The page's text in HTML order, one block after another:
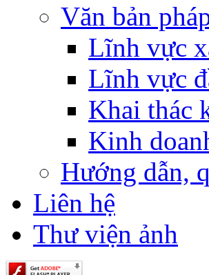
Văn bản
Lĩnh vực
Lĩnh vực
Khai thác
Kinh
Hướng dẫn,
Liên hệ
Thư viện ảnh